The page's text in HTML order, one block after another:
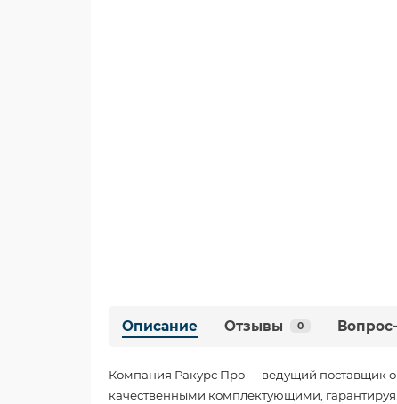
Описание Отзывы 0
Компания Ракурс Про — ведущий поставщик
качественными комплектующими,